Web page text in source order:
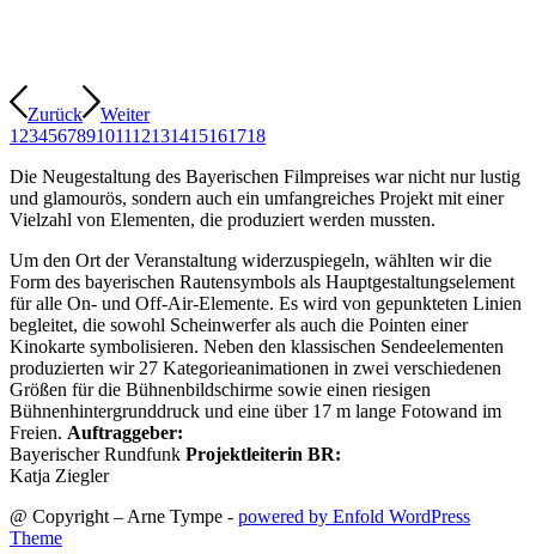
Zurück
Weiter
123456789101112131415161718
Die Neugestaltung des Bayerischen Filmpreises war nicht nur lustig
und glamourös, sondern auch ein umfangreiches Projekt mit einer
Vielzahl von Elementen, die produziert werden mussten.
Um den Ort der Veranstaltung widerzuspiegeln, wählten wir die
Form des bayerischen Rautensymbols als Hauptgestaltungselement
für alle On- und Off-Air-Elemente. Es wird von gepunkteten Linien
begleitet, die sowohl Scheinwerfer als auch die Pointen einer
Kinokarte symbolisieren. Neben den klassischen Sendeelementen
produzierten wir 27 Kategorieanimationen in zwei verschiedenen
Größen für die Bühnenbildschirme sowie einen riesigen
Bühnenhintergrunddruck und eine über 17 m lange Fotowand im
Freien. Auftraggeber:
Bayerischer Rundfunk Projektleiterin BR:
Katja Ziegler
@ Copyright – Arne Tympe - powered by Enfold WordPress
Theme